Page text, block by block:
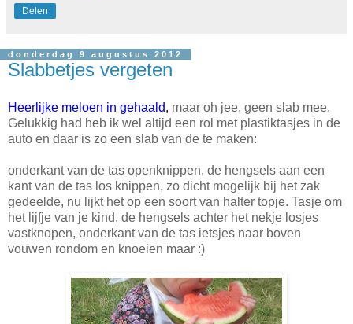
Delen
donderdag 9 augustus 2012
Slabbetjes vergeten
Heerlijke meloen in gehaald, maar oh jee, geen slab mee.
Gelukkig had heb ik wel altijd een rol met plastiktasjes in de
auto en daar is zo een slab van de te maken:
onderkant van de tas openknippen, de hengsels aan een
kant van de tas los knippen, zo dicht mogelijk bij het zak
gedeelde, nu lijkt het op een soort van halter topje. Tasje om
het lijfje van je kind, de hengsels achter het nekje losjes
vastknopen, onderkant van de tas ietsjes naar boven
vouwen rondom en knoeien maar :)